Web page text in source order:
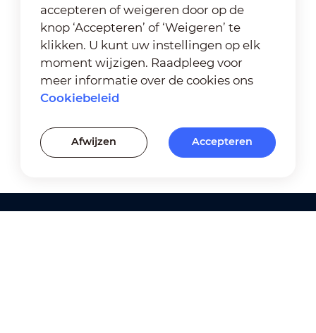
accepteren of weigeren door op de
knop ‘Accepteren’ of ‘Weigeren’ te
klikken. U kunt uw instellingen op elk
moment wijzigen. Raadpleeg voor
meer informatie over de cookies ons
Cookiebeleid
Afwijzen Accepteren